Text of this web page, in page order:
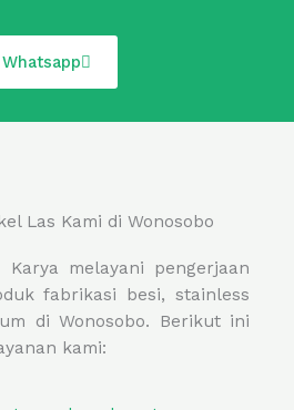
t
e
d
5
o
5
Las Kami di Wonosobo
Karya melayani pengerjaan
fabrikasi besi, stainless
di Wonosobo. Berikut ini
kami: